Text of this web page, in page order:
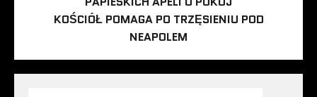
KOŚCIÓŁ POMAGA PO TRZĘSIENIU POD
NEAPOLEM